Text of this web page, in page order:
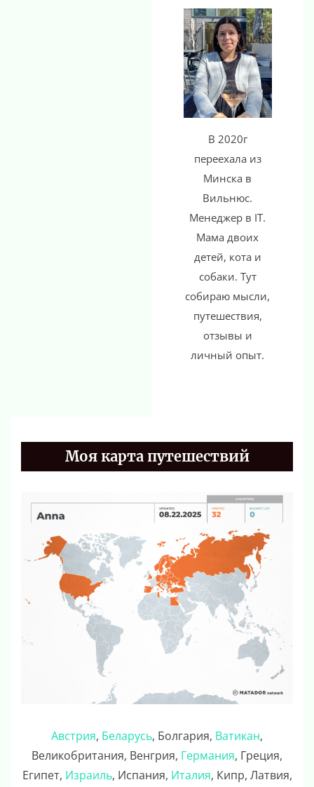
В 2020г
переехала из
Минска в
Вильнюс.
Менеджер в IT.
Мама двоих
детей, кота и
собаки. Тут
собираю мысли,
путешествия,
отзывы и
личный опыт.
Моя карта путешествий
Австрия, Беларусь, Болгария, Ватикан,
Великобритания, Венгрия, Германия, Греция,
Египет, Израиль, Испания, Италия, Кипр, Латвия,